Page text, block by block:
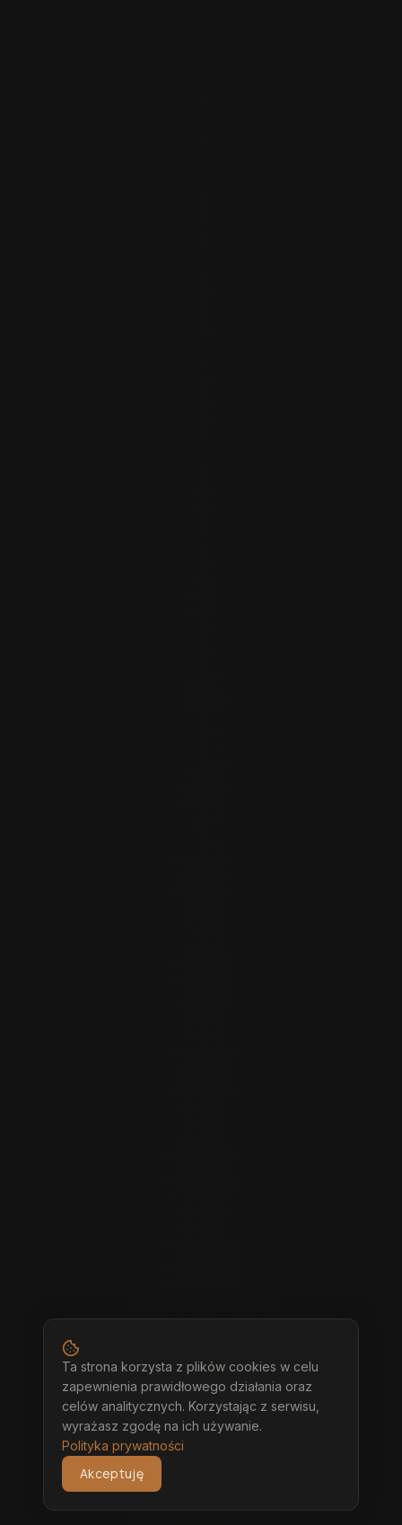
Ta strona korzysta z plików cookies w celu
zapewnienia prawidłowego działania oraz
celów analitycznych. Korzystając z serwisu,
wyrażasz zgodę na ich używanie.
Polityka prywatności
Akceptuję